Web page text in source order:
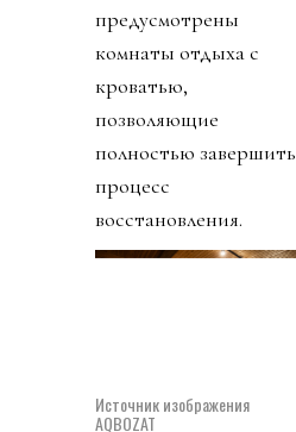
предусмотрены
комнаты отдыха с
кроватью,
позволяющие
полностью завершить
процесс
восстановления.
Источник изображения
AQBOZAT